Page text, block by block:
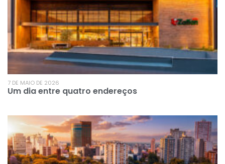
7 DE MAIO DE 2026
Um dia entre quatro endereços